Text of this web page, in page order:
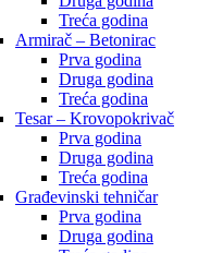
Treća godina
Armirač – Betonirac
Prva godina
Druga godina
Treća godina
Tesar – Krovopokrivač
Prva godina
Druga godina
Treća godina
Građevinski tehničar
Prva godina
Druga godina